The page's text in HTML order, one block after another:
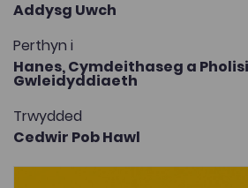
Addysg Uwch
Perthyn i
Hanes,Cymdeithaseg a
Gwleidyddiaeth
Trwydded
Cedwir Pob Hawl